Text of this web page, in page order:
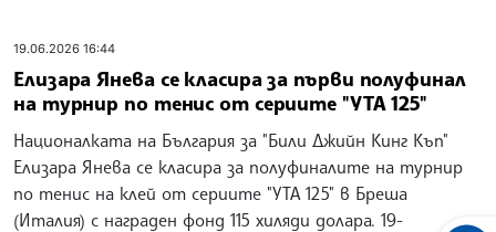
19.06.2026 16:44
Елизара Янева се класира за първи полуфинал
на турнир по тенис от сериите "УТА 125"
Националката на България за "Били Джийн Кинг Къп"
Елизара Янева се класира за полуфиналите на турнир
по тенис на клей от сериите "УТА 125" в Бреша
(Италия) с награден фонд 115 хиляди долара. 19-